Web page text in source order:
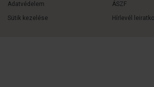
Adatvédelem
ÁSZF
Sütik kezelése
Hírlevél